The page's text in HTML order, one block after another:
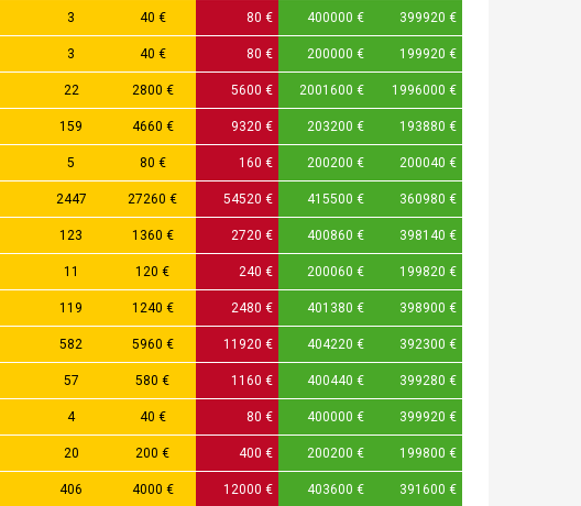
3 40 € 80 € 400000 € 399920 €
3 40 € 80 € 200000 € 199920 €
22 2800 € 5600 € 2001600 € 1996000 €
159 4660 € 9320 € 203200 € 193880 €
5 80 € 160 € 200200 € 200040 €
2447 27260 € 54520 € 415500 € 360980 €
123 1360 € 2720 € 400860 € 398140 €
11 120 € 240 € 200060 € 199820 €
119 1240 € 2480 € 401380 € 398900 €
582 5960 € 11920 € 404220 € 392300 €
57 580 € 1160 € 400440 € 399280 €
4 40 € 80 € 400000 € 399920 €
20 200 € 400 € 200200 € 199800 €
406 4000 € 12000 € 403600 € 391600 €